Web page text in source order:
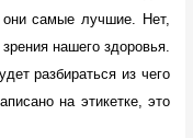
самые лучшие. Нет,
нашего здоровья.
разбираться из чего
на этикетке, это